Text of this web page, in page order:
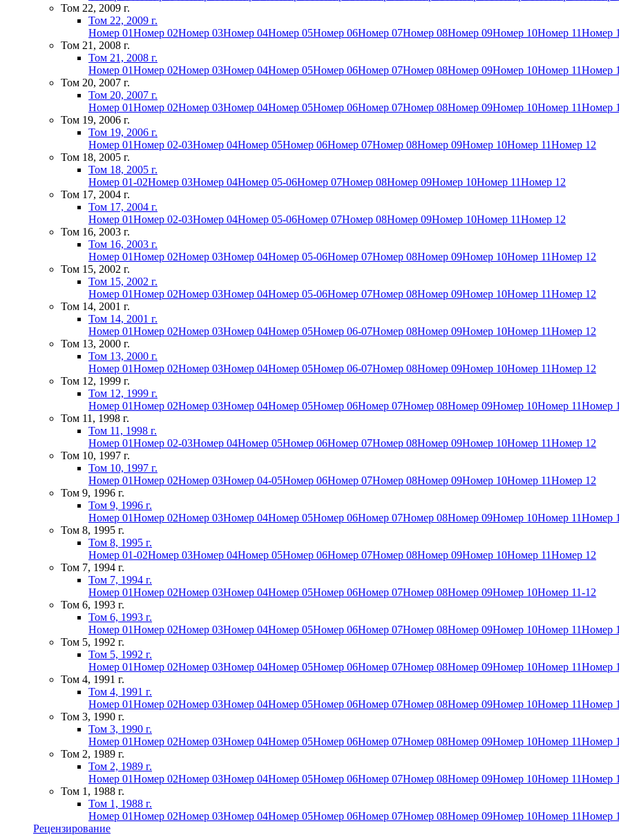
Том 22, 2009 г.
Том 22, 2009 г.
Номер 01Номер 02Номер 03Номер 04Номер 05Номер 06Номер 07Номер 08Номер 09Номер 10Номер 11Номер
Том 21, 2008 г.
Том 21, 2008 г.
Номер 01Номер 02Номер 03Номер 04Номер 05Номер 06Номер 07Номер 08Номер 09Номер 10Номер 11Номер
Том 20, 2007 г.
Том 20, 2007 г.
Номер 01Номер 02Номер 03Номер 04Номер 05Номер 06Номер 07Номер 08Номер 09Номер 10Номер 11Номер
Том 19, 2006 г.
Том 19, 2006 г.
Номер 01Номер 02-03Номер 04Номер 05Номер 06Номер 07Номер 08Номер 09Номер 10Номер 11Номер 12
Том 18, 2005 г.
Том 18, 2005 г.
Номер 01-02Номер 03Номер 04Номер 05-06Номер 07Номер 08Номер 09Номер 10Номер 11Номер 12
Том 17, 2004 г.
Том 17, 2004 г.
Номер 01Номер 02-03Номер 04Номер 05-06Номер 07Номер 08Номер 09Номер 10Номер 11Номер 12
Том 16, 2003 г.
Том 16, 2003 г.
Номер 01Номер 02Номер 03Номер 04Номер 05-06Номер 07Номер 08Номер 09Номер 10Номер 11Номер 12
Том 15, 2002 г.
Том 15, 2002 г.
Номер 01Номер 02Номер 03Номер 04Номер 05-06Номер 07Номер 08Номер 09Номер 10Номер 11Номер 12
Том 14, 2001 г.
Том 14, 2001 г.
Номер 01Номер 02Номер 03Номер 04Номер 05Номер 06-07Номер 08Номер 09Номер 10Номер 11Номер 12
Том 13, 2000 г.
Том 13, 2000 г.
Номер 01Номер 02Номер 03Номер 04Номер 05Номер 06-07Номер 08Номер 09Номер 10Номер 11Номер 12
Том 12, 1999 г.
Том 12, 1999 г.
Номер 01Номер 02Номер 03Номер 04Номер 05Номер 06Номер 07Номер 08Номер 09Номер 10Номер 11Номер
Том 11, 1998 г.
Том 11, 1998 г.
Номер 01Номер 02-03Номер 04Номер 05Номер 06Номер 07Номер 08Номер 09Номер 10Номер 11Номер 12
Том 10, 1997 г.
Том 10, 1997 г.
Номер 01Номер 02Номер 03Номер 04-05Номер 06Номер 07Номер 08Номер 09Номер 10Номер 11Номер 12
Том 9, 1996 г.
Том 9, 1996 г.
Номер 01Номер 02Номер 03Номер 04Номер 05Номер 06Номер 07Номер 08Номер 09Номер 10Номер 11Номер
Том 8, 1995 г.
Том 8, 1995 г.
Номер 01-02Номер 03Номер 04Номер 05Номер 06Номер 07Номер 08Номер 09Номер 10Номер 11Номер 12
Том 7, 1994 г.
Том 7, 1994 г.
Номер 01Номер 02Номер 03Номер 04Номер 05Номер 06Номер 07Номер 08Номер 09Номер 10Номер 11-12
Том 6, 1993 г.
Том 6, 1993 г.
Номер 01Номер 02Номер 03Номер 04Номер 05Номер 06Номер 07Номер 08Номер 09Номер 10Номер 11Номер
Том 5, 1992 г.
Том 5, 1992 г.
Номер 01Номер 02Номер 03Номер 04Номер 05Номер 06Номер 07Номер 08Номер 09Номер 10Номер 11Номер
Том 4, 1991 г.
Том 4, 1991 г.
Номер 01Номер 02Номер 03Номер 04Номер 05Номер 06Номер 07Номер 08Номер 09Номер 10Номер 11Номер
Том 3, 1990 г.
Том 3, 1990 г.
Номер 01Номер 02Номер 03Номер 04Номер 05Номер 06Номер 07Номер 08Номер 09Номер 10Номер 11Номер
Том 2, 1989 г.
Том 2, 1989 г.
Номер 01Номер 02Номер 03Номер 04Номер 05Номер 06Номер 07Номер 08Номер 09Номер 10Номер 11Номер
Том 1, 1988 г.
Том 1, 1988 г.
Номер 01Номер 02Номер 03Номер 04Номер 05Номер 06Номер 07Номер 08Номер 09Номер 10Номер 11Номер
Рецензирование